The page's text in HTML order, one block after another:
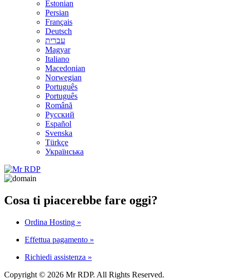
Estonian
Persian
Français
Deutsch
עברית
Magyar
Italiano
Macedonian
Norwegian
Português
Português
Română
Русский
Español
Svenska
Türkçe
Українська
Cosa ti piacerebbe fare oggi?
Ordina Hosting »
Effettua pagamento »
Richiedi assistenza »
Copyright © 2026 Mr RDP. All Rights Reserved.